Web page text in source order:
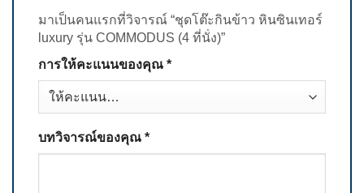
มาเป็นคนแรกที่วิจารณ์ “ชุดโต๊ะกินข้าว หินซินเทอร์
luxury รุ่น COMMODUS (4 ที่นั่ง)”
การให้คะแนนของคุณ *
บทวิจารณ์ของคุณ *